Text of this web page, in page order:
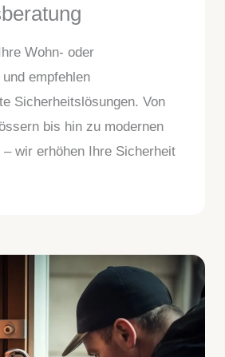
Wohn- oder
empfehlen
Sicherheitslösungen. Von
bis hin zu modernen
wir erhöhen Ihre Sicherheit